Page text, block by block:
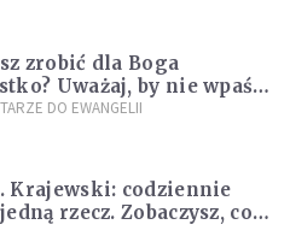
zrobić dla Boga
Uważaj, by nie wpaść
pułapkę
DO EWANGELII
Krajewski: codziennie
rzecz. Zobaczysz, co
się z twoim życiem